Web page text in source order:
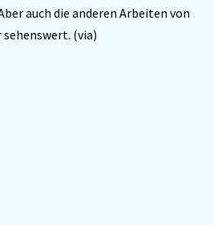
auch die anderen Arbeiten von
sehenswert. (via)